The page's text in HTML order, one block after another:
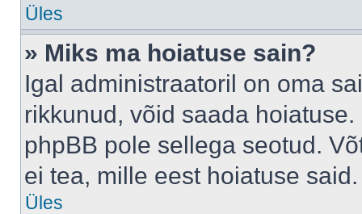
Üles
» Miks ma hoiatuse sain?
Igal administraatoril on oma
rikkunud, võid saada
phpBB pole sellega seotud.
ei tea, mille eest hoiatuse said.
Üles